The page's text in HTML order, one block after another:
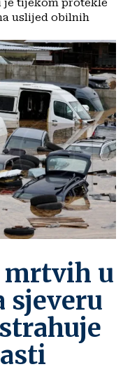
je tijekom protekle
uslijed obilnih
mrtvih u
sjeveru